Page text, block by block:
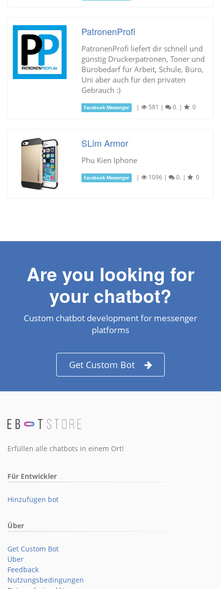
PatronenProfi
PatronenProfi liefert dir schnell und
günstig Druckerpatronen, Toner und
Bürobedarf für Arbeit, Schule, Büro,
Uni aber auch für den privaten
Gebrauch :)
Facebook Messenger | 581 | 0. | 0
SLim Armor
Phu Kien Iphone
Facebook Messenger | 1096 | 0. | 0
Are you looking for
your chatbot?
Custom chatbot development for messenger
platforms
Get Custom Bot
Erfüllen alle chatbots in einem Ort!
Für Entwickler
Hinzufügen bot
Über
Get Custom Bot
Über
Feedback
Nutzungsbedingungen